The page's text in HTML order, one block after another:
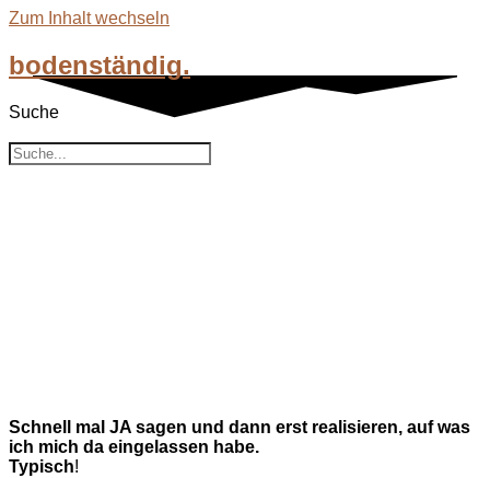
Zum Inhalt wechseln
bodenständig.
Suche
Mein Erstes Mal – 6 Wochen Zeit
Schnell mal JA sagen und dann erst realisieren, auf was
ich mich da eingelassen habe.
Typisch!